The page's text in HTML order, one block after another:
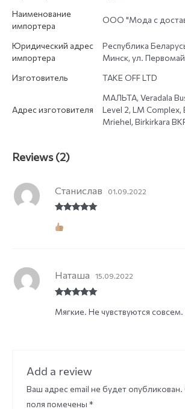
Наименование
импортера
ООО "Мода с
Юридический адрес
импортера
Республика
Минск, ул.
Изготовитель
TAKE OFF LTD
Адрес изготовителя
МАЛЬТА, Veradala
Level 2, LM
Mriehel, Birkirkara
Reviews (2)
of 5
Станислав 01.09.2022
of 5
Наташа 15.09.2022
Мягкие. Не чувствуются
Add a review
Ваш адрес email не будет опубликован.
поля помечены *